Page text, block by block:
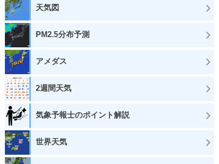
天気図
PM2.5分布予測
アメダス
2週間天気
気象予報士のポイント解説
世界天気